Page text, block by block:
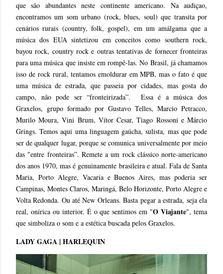
que são abundantes neste continente americano. Na audiçao,
encontramos um som urbano (rock, blues, soul) que transita por
cenários rurais (country, folk, gospel), em um amálgama que a
música dos EUA sintetizou em conceitos como southern rock,
bayou rock, country rock e outras tentativas de fornecer fronteiras
para uma música que insiste em rompê-las. No Brasil, já chamamos
isso de rock rural, tentamos emoldurar em MPB, mas o fato é que
uma música de estrada, que passeia por cidades, mas gosta do
campo, não pode ser “fronteirizada”. Essa é a música dos
Graxelos, grupo formado por Gustavo Telles, Marcio Petracco,
Murilo Moura, Vini Brum, Vítor Cesar, Tiago Rossoni e Márcio
Grings. Temos aqui uma linguagem gaúcha, sulista, mas que pode
ser de qualquer lugar, porque se comunica universalmente por meio
das "entre fronteiras”. Remete a um rock clássico norte-americano
dos anos 1970, mas é genuinamente brasileira e atual. Fala de Santa
Maria, Porto Alegre, Vacaria e Buenos Aires, mas poderia ser
Campinas, Montes Claros, Maringá, Belo Horizonte, Porto Alegre e
Volta Redonda. Ou até New Orleans. Basta pegar a estrada, seja ela
real, onírica ou interior. É o que sentimos em "O Viajante", tema
que simboliza o som e a estética buscada pelos Graxelos.
LADY GAGA | HARLEQUIN